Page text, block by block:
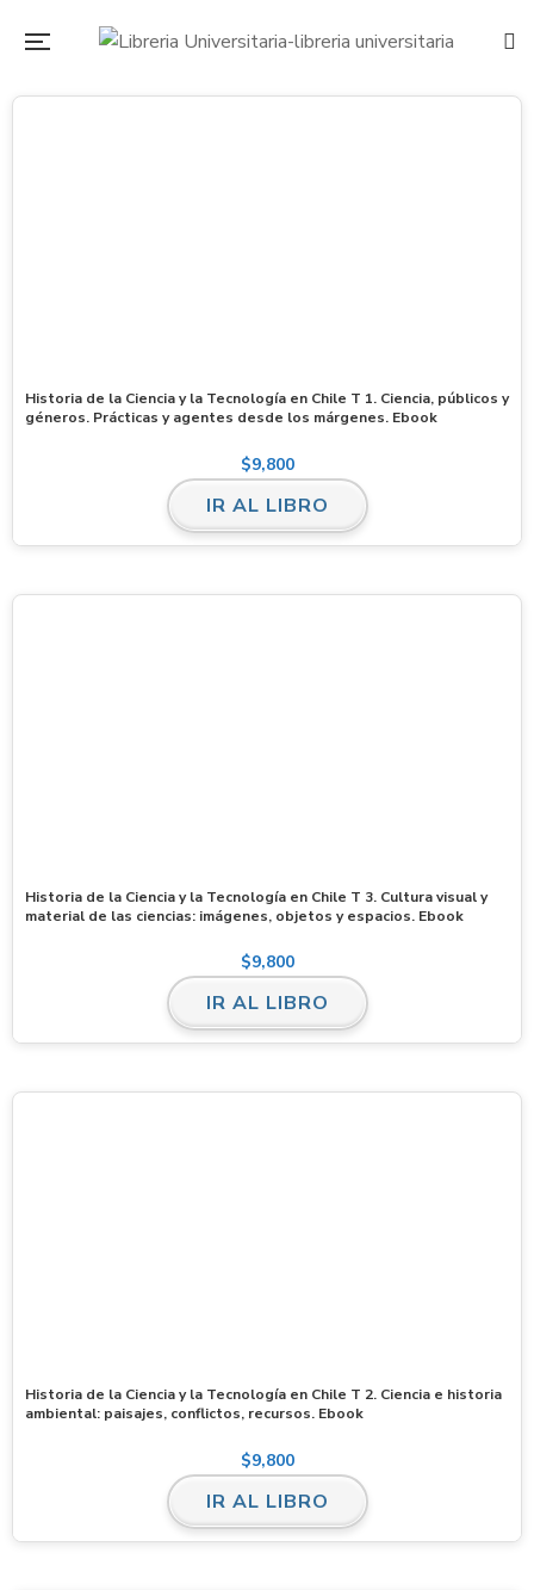
Historia de la Ciencia y la Tecnología en Chile T 1. Ciencia, públicos y
géneros. Prácticas y agentes desde los márgenes. Ebook
$9,800
IR AL LIBRO
Historia de la Ciencia y la Tecnología en Chile T 3. Cultura visual y
material de las ciencias: imágenes, objetos y espacios. Ebook
$9,800
IR AL LIBRO
Historia de la Ciencia y la Tecnología en Chile T 2. Ciencia e historia
ambiental: paisajes, conflictos, recursos. Ebook
$9,800
IR AL LIBRO